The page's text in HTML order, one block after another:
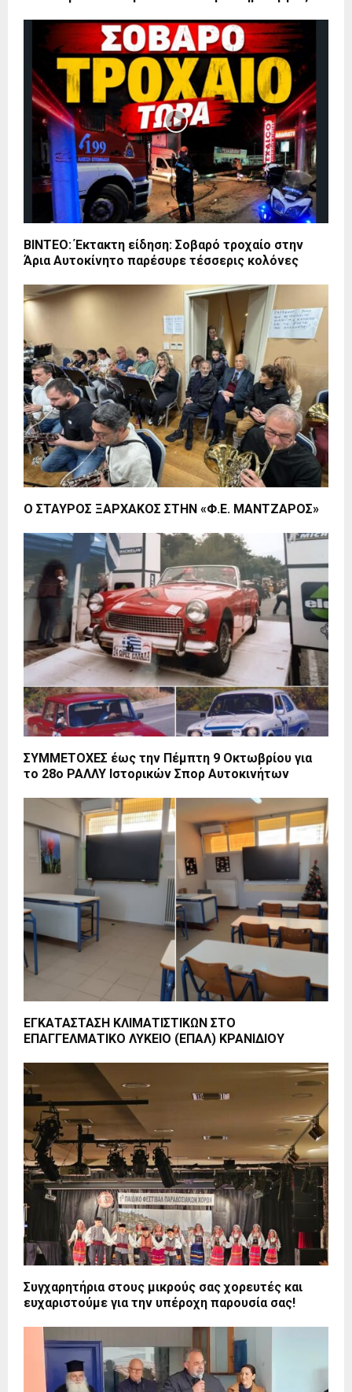
ΒΙΝΤΕΟ: Έκτακτη είδηση: Σοβαρό τροχαίο στην
Άρια Αυτοκίνητο παρέσυρε τέσσερις κολόνες
Ο ΣΤΑΥΡΟΣ ΞΑΡΧΑΚΟΣ ΣΤΗΝ «Φ.Ε. ΜΑΝΤΖΑΡΟΣ»
ΣΥΜΜΕΤΟΧΕΣ έως την Πέμπτη 9 Οκτωβρίου για
το 28ο ΡΑΛΛΥ Ιστορικών Σπορ Αυτοκινήτων
ΕΓΚΑΤΑΣΤΑΣΗ ΚΛΙΜΑΤΙΣΤΙΚΩΝ ΣΤΟ
ΕΠΑΓΓΕΛΜΑΤΙΚΟ ΛΥΚΕΙΟ (ΕΠΑΛ) ΚΡΑΝΙΔΙΟΥ
Συγχαρητήρια στους μικρούς σας χορευτές και
ευχαριστούμε για την υπέροχη παρουσία σας!